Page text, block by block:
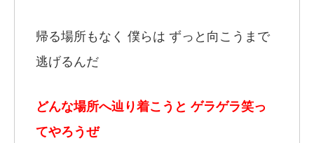
帰る場所もなく 僕らは ずっと向こうまで
逃げるんだ
どんな場所へ辿り着こうと ゲラゲラ笑っ
てやろうぜ